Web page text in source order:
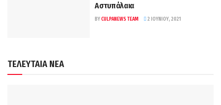
Αστυπάλαια
BYCULPANEWS TEAM 2 ΙΟΥΝΊΟΥ, 2021
ΤΕΛΕΥΤΑΙΑ ΝΕΑ